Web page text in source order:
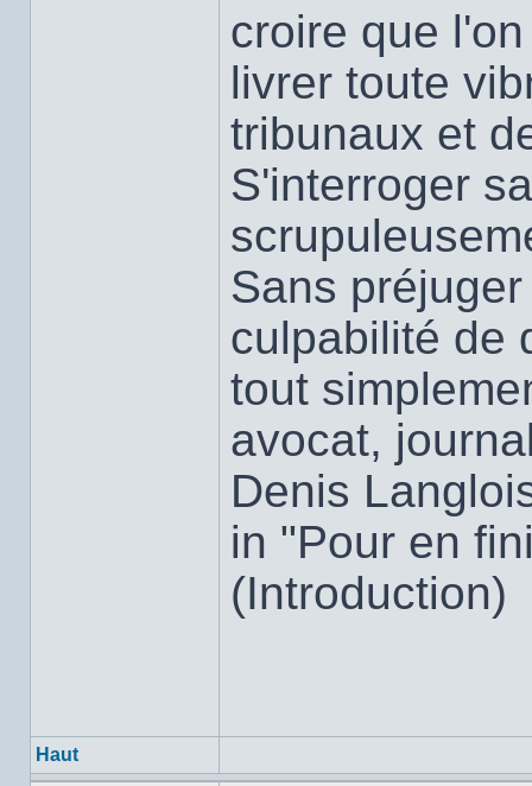
croire que
livrer toute
tribunaux et
S'interroger
Sans
culpabilité de
tout
avocat,
Denis
in "Pour en
(Introduction)
Haut